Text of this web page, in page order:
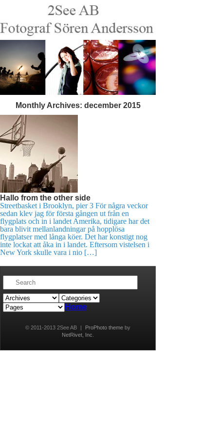
Monthly Archives: december 2015
Hallo from the other side
Streetbasket i Brooklyn, pier 3 För några veckor
sedan klev jag för första gången ut från en
flygplats och in i landet Amerika, tidigare har det
bara blivit mellanlandningar på hopplösa
flygplatser med långa köer. Det har konstigt nog
inte lockat att åka in i landet. Eftersom vistelsen i
New York skulle vara i nio […]
Home
© 2011-2013 2See AB ProPhoto themeby
NetRivet, Inc.